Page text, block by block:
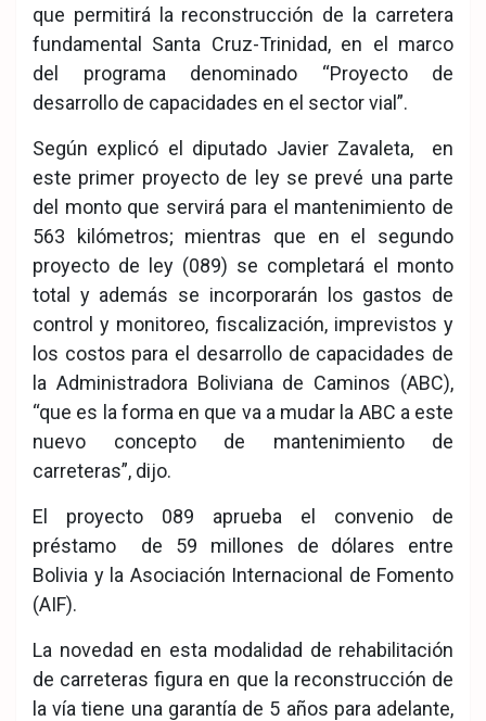
que permitirá la reconstrucción de la carretera
fundamental Santa Cruz-Trinidad, en el marco
del programa denominado “Proyecto de
desarrollo de capacidades en el sector vial”.
Según explicó el diputado Javier Zavaleta, en
este primer proyecto de ley se prevé una parte
del monto que servirá para el mantenimiento de
563 kilómetros; mientras que en el segundo
proyecto de ley (089) se completará el monto
total y además se incorporarán los gastos de
control y monitoreo, fiscalización, imprevistos y
los costos para el desarrollo de capacidades de
la Administradora Boliviana de Caminos (ABC),
“que es la forma en que va a mudar la ABC a este
nuevo concepto de mantenimiento de
carreteras”, dijo.
El proyecto 089 aprueba el convenio de
préstamo de 59 millones de dólares entre
Bolivia y la Asociación Internacional de Fomento
(AIF).
La novedad en esta modalidad de rehabilitación
de carreteras figura en que la reconstrucción de
la vía tiene una garantía de 5 años para adelante,